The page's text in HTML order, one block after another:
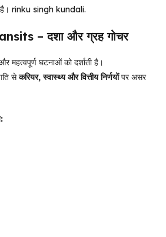
है। rinku singh kundali.
– दशा और ग्रह गोचर
महत्वपूर्ण घटनाओं को दर्शाती है।
सेकरियर, स्वास्थ्य और वित्तीय निर्णयोंपर असर